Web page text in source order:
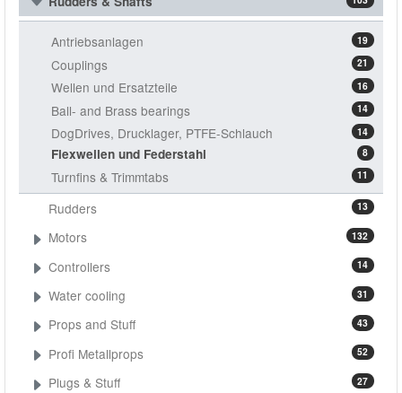
19
Antriebsanlagen
21
Couplings
16
Wellen und Ersatzteile
14
Ball- and Brass bearings
14
DogDrives, Drucklager, PTFE-Schlauch
8
Flexwellen und Federstahl
11
Turnfins & Trimmtabs
13
Rudders
132
Motors
14
Controllers
31
Water cooling
43
Props and Stuff
52
Profi Metallprops
27
Plugs & Stuff